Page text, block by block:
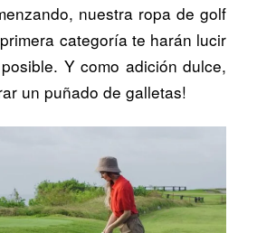
nuestra ropa de golf
categoría te harán lucir
Y como adición dulce,
un puñado de galletas!